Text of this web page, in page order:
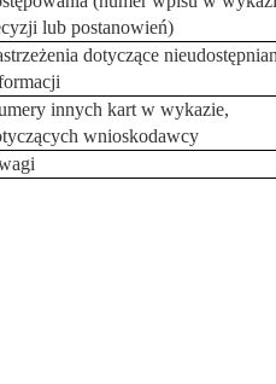
lub postanowień)
dotyczące
innych kart w wykazie,
wnioskodawcy